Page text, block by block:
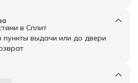
в Сплит
пункты выдачи или до двери